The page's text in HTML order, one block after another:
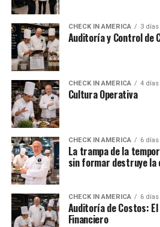
CHECK IN AMERICA 3
Auditoría y Control de
CHECK IN AMERICA 4 días
Cultura Operativa
CHECK IN AMERICA 6
La trampa de la
sin formar destruye la
CHECK IN AMERICA 6
Auditoría de Costos:
Financiero